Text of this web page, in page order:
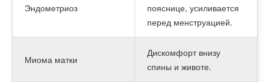
Эндометриоз
пояснице, усиливается
перед менструацией.
Миома матки
Дискомфорт внизу
спины и животе.